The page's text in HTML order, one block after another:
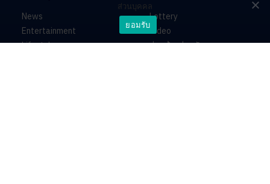
News
Entertainment
Lifestyle
Lottery
Video
ร่วมด้วยช่วยกัน
ส่วนบุคคล
ยอมรับ